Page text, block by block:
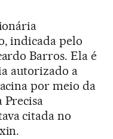
indicada pelo
Barros. Ela é
autorizado a
por meio da
Precisa
citada no